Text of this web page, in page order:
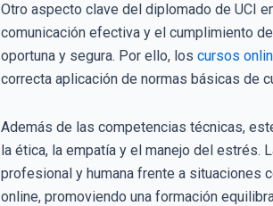
Otro aspecto clave del diplomado de UCI
comunicación efectiva y el cumplimiento
oportuna y segura. Por ello, los cursos
correcta aplicación de normas básicas de
Además de las competencias técnicas,
la ética, la empatía y el manejo del estrés.
profesional y humana frente a situaciones
online, promoviendo una formación